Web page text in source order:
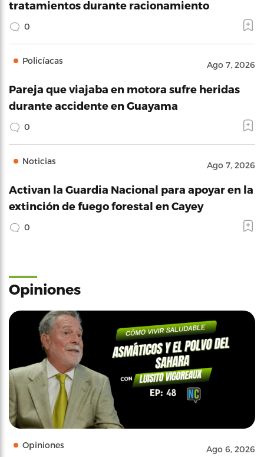
tratamientos durante racionamiento
0
Policíacas Ago 7, 2026
Pareja que viajaba en motora sufre heridas
durante accidente en Guayama
0
Noticias Ago 7, 2026
Activan la Guardia Nacional para apoyar en la
extinción de fuego forestal en Cayey
0
Opiniones
Opiniones Ago 6, 2026